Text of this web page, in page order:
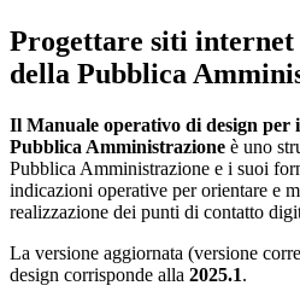
Progettare siti
della Pubblica
Il Manuale operativo di design per
Pubblica Amministrazione è uno
Pubblica Amministrazione e i suoi
indicazioni operative per orientare e
realizzazione dei punti di contatto
La versione aggiornata (versione
design corrisponde alla 2025.1.